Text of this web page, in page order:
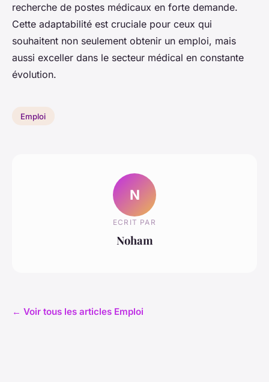
recherche de postes médicaux en forte demande.
Cette adaptabilité est cruciale pour ceux qui
souhaitent non seulement obtenir un emploi, mais
aussi exceller dans le secteur médical en constante
évolution.
Emploi
N
ECRIT PAR
Noham
← Voir tous les articles Emploi